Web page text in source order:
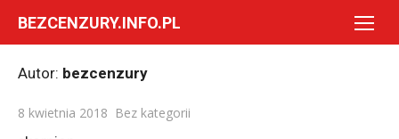
BEZCENZURY.INFO.PL
Autor: bezcenzury
Posted
on
8 kwietnia 2018 Bez kategorii